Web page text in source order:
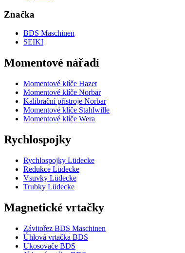
Značka
BDS Maschinen
SEIKI
Momentové nářadí
Momentové klíče Hazet
Momentové klíče Norbar
Kalibrační přístroje Norbar
Momentové klíče Stahlwille
Momentové klíče Wera
Rychlospojky
Rychlospojky Lüdecke
Redukce Lüdecke
Vsuvky Lüdecke
Trubky Lüdecke
Magnetické vrtačky
Závitořez BDS Maschinen
Úhlová vrtačka BDS
Ukosovače BDS